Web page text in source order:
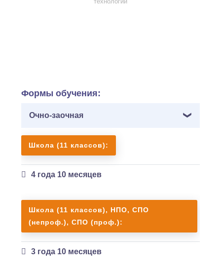
Формы обучения:
Очно-заочная
Школа (11 классов):
4 года 10 месяцев
Школа (11 классов), НПО, СПО
(непроф.), СПО (проф.):
3 года 10 месяцев